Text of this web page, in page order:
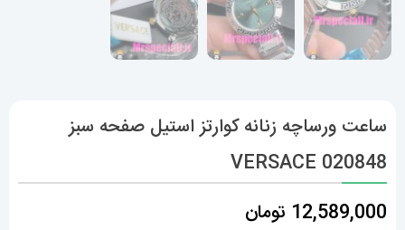
ساعت ورساچه زنانه کوارتز استیل صفحه سبز
020848 VERSACE
12,589,000 تومان